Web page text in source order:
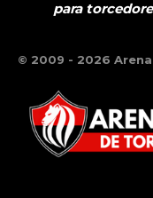
para
© 2009 - 2026